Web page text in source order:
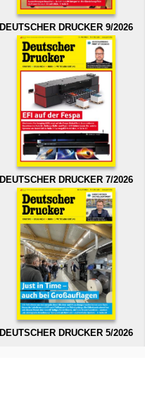
DEUTSCHER DRUCKER 9/2026
DEUTSCHER DRUCKER 7/2026
DEUTSCHER DRUCKER 5/2026